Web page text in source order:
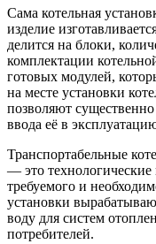
Сама котельная
изделие
делится на блоки,
комплектации
готовых модулей,
на месте установки
позволяют
ввода её в
Транспортабельные
— это
требуемого и
установки
воду для систем
потребителей.